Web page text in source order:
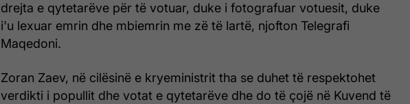
drejta e qytetarëve për të votuar, duke i fotografuar votuesit, duke
i'u lexuar emrin dhe mbiemrin me zë të lartë, njofton Telegrafi
Maqedoni.
Zoran Zaev, në cilësinë e kryeministrit tha se duhet të respektohet
verdikti i popullit dhe votat e qytetarëve dhe do të çojë në Kuvend të